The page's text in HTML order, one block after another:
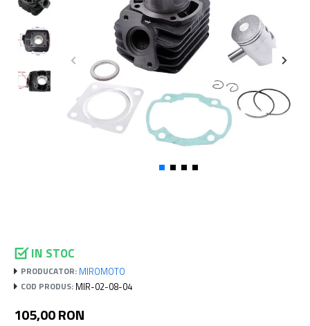
IN STOC
PRODUCATOR: MIROMOTO
COD PRODUS: MIR-02-08-04
105,00 RON